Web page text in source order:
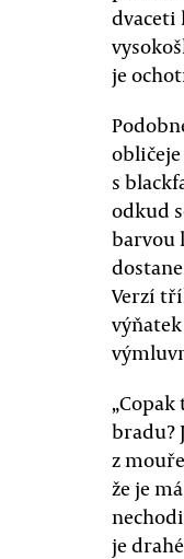
dvaceti
je
obličeje
s
odkud
barvou
Verzí
bradu?
z
že je
je